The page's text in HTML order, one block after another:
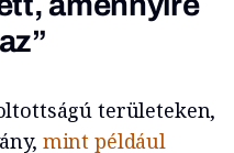
területeken,
mint például